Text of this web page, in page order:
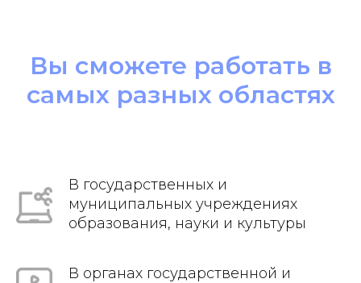
Вы сможете работать в
самых разных областях
В государственных и
муниципальных учреждениях
образования, науки и культуры
В органах государственной и